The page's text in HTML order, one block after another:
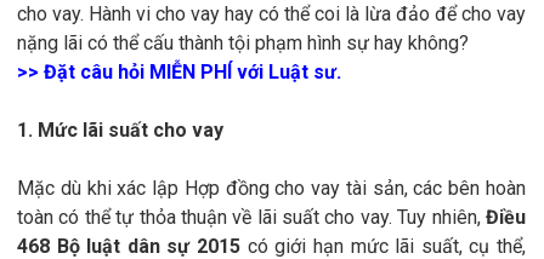
cho vay. Hành vi cho vay hay có thể coi là lừa đảo để cho vay
nặng lãi có thể cấu thành tội phạm hình sự hay không?
>> Đặt câu hỏi MIỄN PHÍ với Luật sư.
1. Mức lãi suất cho vay
Mặc dù khi xác lập Hợp đồng cho vay tài sản, các bên hoàn
toàn có thể tự thỏa thuận về lãi suất cho vay. Tuy nhiên, Điều
468 Bộ luật dân sự 2015 có giới hạn mức lãi suất, cụ thể,